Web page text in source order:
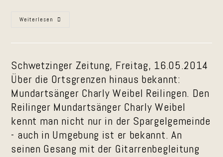
Weiterlesen Eulenspiegel
Schwetzinger Zeitung, Freitag, 16.05.2014
Über die Ortsgrenzen hinaus bekannt:
Mundartsänger Charly Weibel Reilingen. Den
Reilinger Mundartsänger Charly Weibel
kennt man nicht nur in der Spargelgemeinde
- auch in Umgebung ist er bekannt. An
seinen Gesang mit der Gitarrenbegleitung